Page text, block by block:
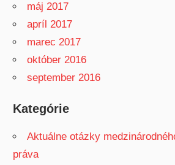
máj 2017
apríl 2017
marec 2017
október 2016
september 2016
Kategórie
Aktuálne otázky
práva